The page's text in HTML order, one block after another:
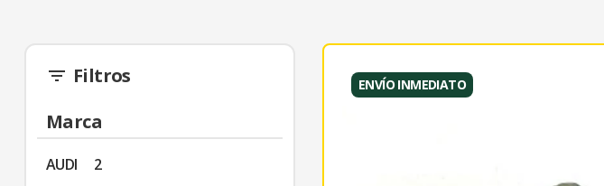
filter_list Filtros
Marca
AUDI
2
ENVÍO INMEDIATO